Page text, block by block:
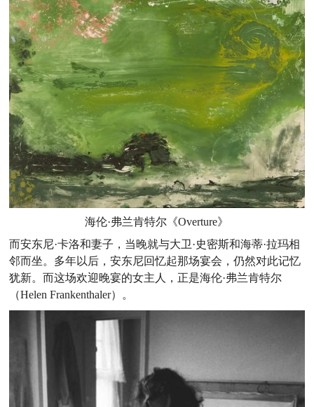
海伦·弗兰肯特尔《Overture》
而安东尼·卡洛和妻子，当晚就与大卫·史密斯和海蒂·拉玛相
邻而坐。多年以后，安东尼回忆起那场宴会，仍然对此记忆
犹新。而这场欢迎晚宴的女主人，正是海伦·弗兰肯特尔
（Helen Frankenthaler）。